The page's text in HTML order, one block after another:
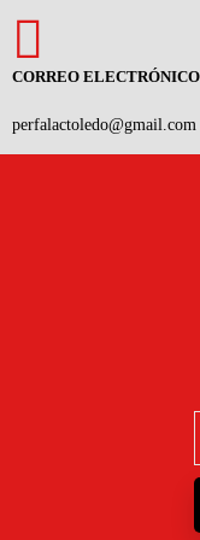
CORREO ELECTRÓNICO
perfalactoledo@gmail.com